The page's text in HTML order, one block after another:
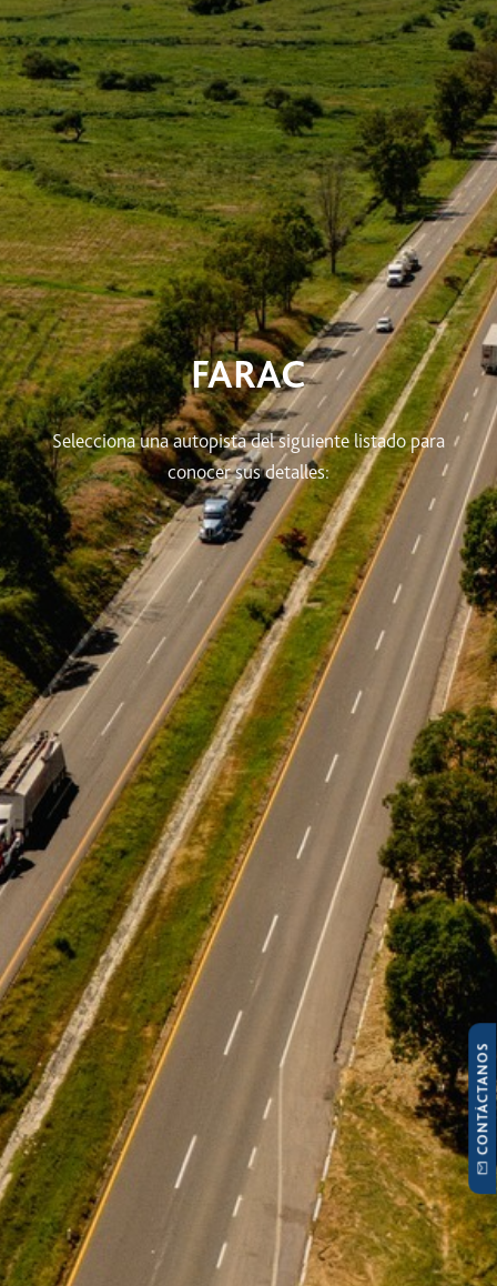
FARAC
Selecciona una autopista del siguiente listado para
conocer sus detalles:
CONTÁCTANOS